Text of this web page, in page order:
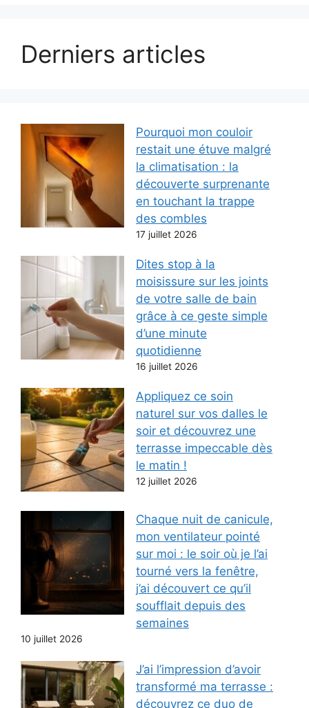
Derniers articles
Pourquoi mon couloir
restait une étuve malgré
la climatisation : la
découverte surprenante
en touchant la trappe
des combles
17 juillet 2026
Dites stop à la
moisissure sur les joints
de votre salle de bain
grâce à ce geste simple
d’une minute
quotidienne
16 juillet 2026
Appliquez ce soin
naturel sur vos dalles le
soir et découvrez une
terrasse impeccable dès
le matin !
12 juillet 2026
Chaque nuit de canicule,
mon ventilateur pointé
sur moi : le soir où je l’ai
tourné vers la fenêtre,
j’ai découvert ce qu’il
soufflait depuis des
semaines
10 juillet 2026
J’ai l’impression d’avoir
transformé ma terrasse :
découvrez ce duo de